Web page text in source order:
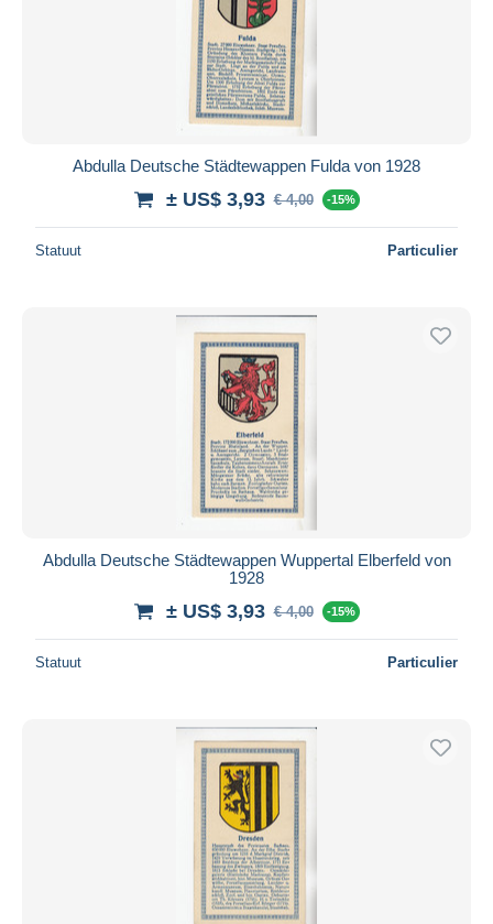
Abdulla Deutsche Städtewappen Fulda von 1928
± US$ 3,93 € 4,00 -15%
Statuut Particulier
Abdulla Deutsche Städtewappen Wuppertal Elberfeld von
1928
± US$ 3,93 € 4,00 -15%
Statuut Particulier